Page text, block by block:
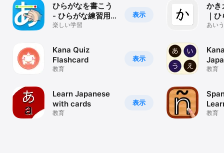
表示
ひらがなを書こう
- ひらがな練習用
アプリです。
楽しい学習
表示
Kana Quiz
Flashcard
教育
表示
Learn Japanese
with cards
教育
かき
｜
カナ
あい
教育
教育